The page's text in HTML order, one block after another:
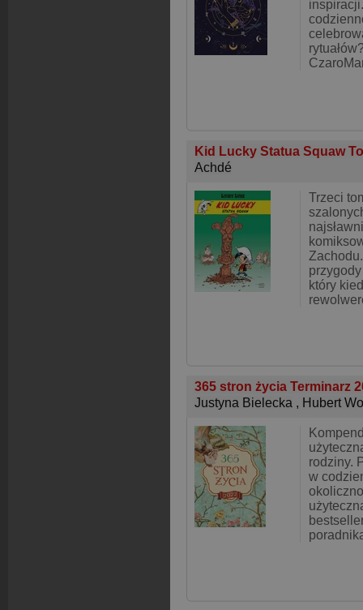
Kid Lucky Statua Squaw
Achdé
Trzeci
który
365 stron życia Terminarz
Justyna Bielecka , Hubert
rodziny.
w